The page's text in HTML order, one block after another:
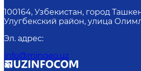
100164, Узбекистан, город
Улугбекский район, улица
Эл. адрес:
info@mingeo.uz